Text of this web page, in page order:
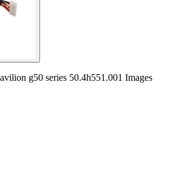
g50 series 50.4h551.001 Images